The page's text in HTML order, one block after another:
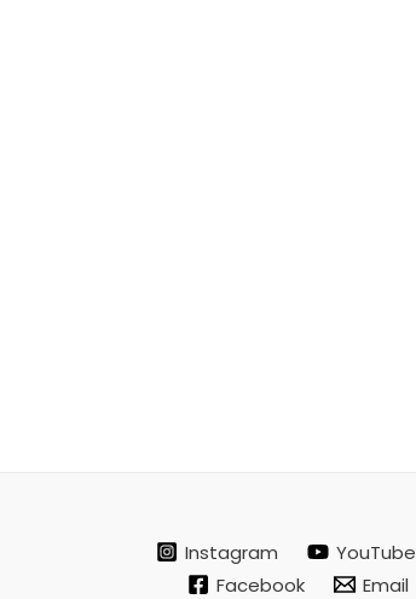
Instagram YouTube
Facebook
Email